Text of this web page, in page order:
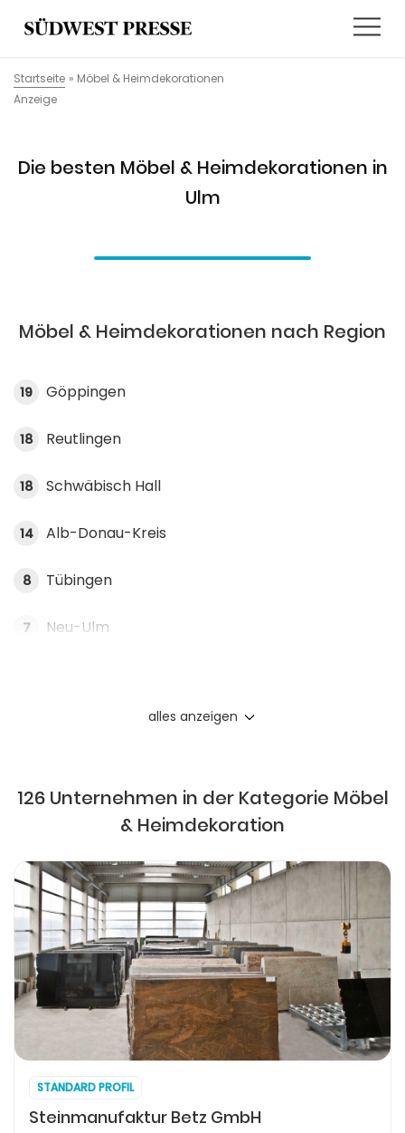
Startseite » Möbel & Heimdekorationen
Anzeige
Die besten Möbel & Heimdekorationen in
Ulm
Möbel & Heimdekorationen nach Region
19 Göppingen
18 Reutlingen
18 Schwäbisch Hall
14 Alb-Donau-Kreis
8 Tübingen
7 Neu-Ulm
alles anzeigen
126 Unternehmen in der Kategorie Möbel
& Heimdekoration
STANDARD PROFIL
Steinmanufaktur Betz GmbH